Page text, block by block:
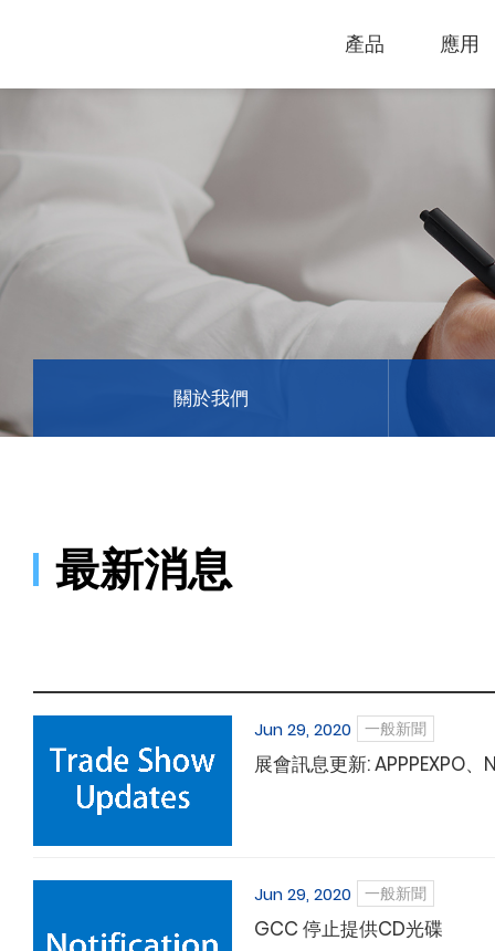
產品
雷射打標機
應用
產品終止政
過保固服務
關於我們
最新消息
Jun 29, 2020 一般新聞
展會訊息更新: APPPEXPO
Jun 29, 2020 一般新聞
GCC 停止提供CD光碟